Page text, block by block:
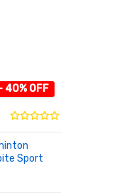
40% OFF
Sport